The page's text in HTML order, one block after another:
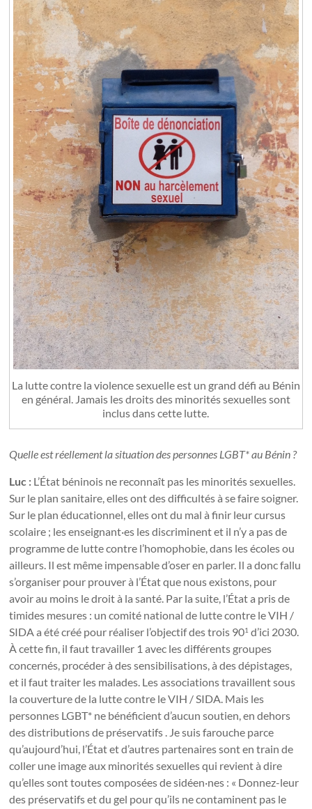
La lutte contre la violence sexuelle est un grand défi au Bénin
en général. Jamais les droits des minorités sexuelles sont
inclus dans cette lutte.
Quelle est réellement la situation des personnes LGBT* au Bénin ?
Luc : L’État béninois ne reconnaît pas les minorités sexuelles.
Sur le plan sanitaire, elles ont des difficultés à se faire soigner.
Sur le plan éducationnel, elles ont du mal à finir leur cursus
scolaire ; les enseignant·es les discriminent et il n’y a pas de
programme de lutte contre l’homophobie, dans les écoles ou
ailleurs. Il est même impensable d’oser en parler. Il a donc fallu
s’organiser pour prouver à l’État que nous existons, pour
avoir au moins le droit à la santé. Par la suite, l’État a pris de
timides mesures : un comité national de lutte contre le VIH /
SIDA a été créé pour réaliser l’objectif des trois 901 d’ici 2030.
À cette fin, il faut travailler 1avec les différents groupes
concernés, procéder à des sensibilisations, à des dépistages,
et il faut traiter les malades. Les associations travaillent sous
la couverture de la lutte contre le VIH / SIDA. Mais les
personnes LGBT* ne bénéficient d’aucun soutien, en dehors
des distributions de préservatifs . Je suis farouche parce
qu’aujourd’hui, l’État et d’autres partenaires sont en train de
coller une image aux minorités sexuelles qui revient à dire
qu’elles sont toutes composées de sidéen·nes : « Donnez-leur
des préservatifs et du gel pour qu’ils ne contaminent pas le